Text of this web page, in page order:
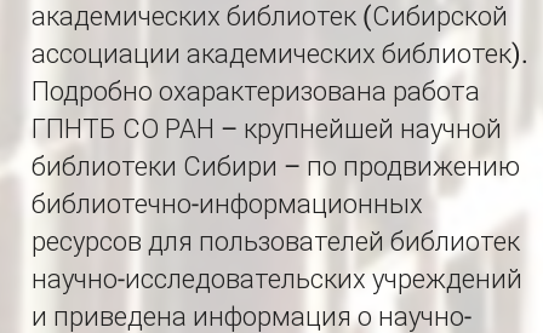
академических библиотек (Сибирской
ассоциации академических библиотек).
Подробно охарактеризована работа
ГПНТБ СО РАН – крупнейшей научной
библиотеки Сибири – по продвижению
библиотечно-информационных
ресурсов для пользователей библиотек
научно-исследовательских учреждений
и приведена информация о научно-